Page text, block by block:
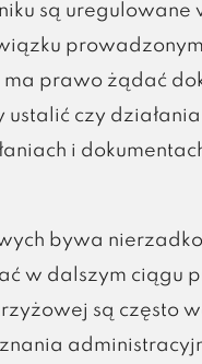
są uregulowane
prawo żądać
czy
i
bywa
w dalszym ciągu
są często